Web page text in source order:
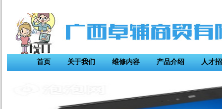
首页 关于我们 维修内容 产品介绍 人才